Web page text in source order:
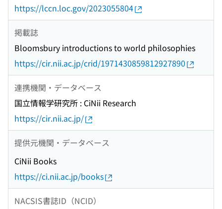
https://lccn.loc.gov/2023055804
掲載誌
Bloomsbury introductions to world philosophies
https://cir.nii.ac.jp/crid/1971430859812927890
連携機関・データベース
国立情報学研究所 : CiNii Research
https://cir.nii.ac.jp/
提供元機関・データベース
CiNii Books
https://ci.nii.ac.jp/books
NACSIS書誌ID（NCID）